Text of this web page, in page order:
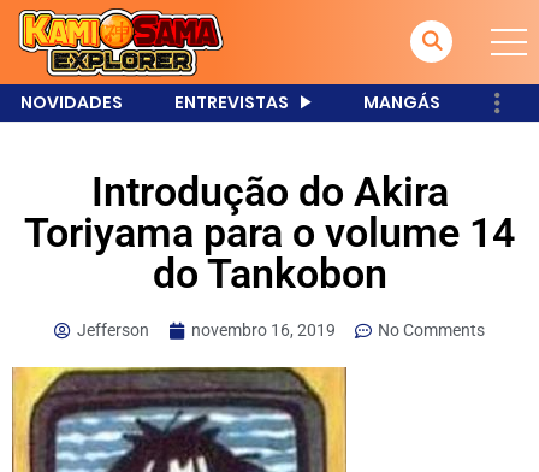
NOVIDADES ENTREVISTAS MANGÁS
Introdução do Akira
Toriyama para o volume 14
do Tankobon
Jefferson novembro 16, 2019 No Comments